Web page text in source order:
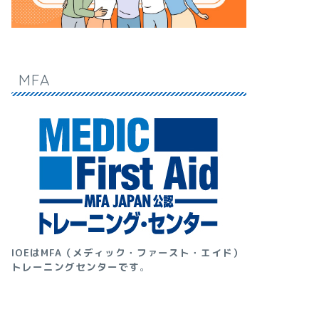
MFA
IOEはMFA（メディック・ファースト・エイド）
トレーニングセンターです。